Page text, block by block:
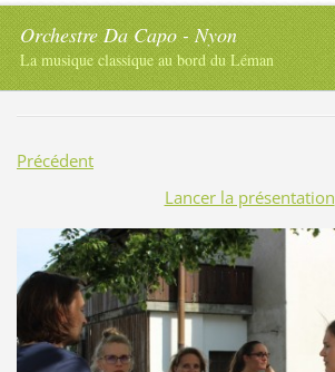
Orchestre Da Capo - Nyon
La musique classique au bord du Léman
Précédent
Lancer la présentation